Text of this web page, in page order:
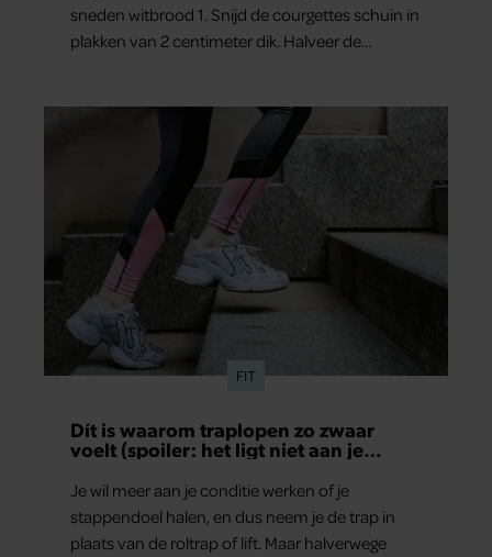
sneden witbrood 1. Snijd de courgettes schuin in
plakken van 2 centimeter dik. Halveer de
FIT
Dít is waarom traplopen zo zwaar
voelt (spoiler: het ligt niet aan je
Je wil meer aan je conditie werken of je
stappendoel halen, en dus neem je de trap in
plaats van de roltrap of lift. Maar halverwege